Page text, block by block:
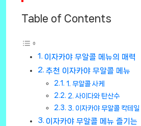
Table of Contents
이자카야 무알콜 메뉴의 매력
추천 이자카야 무알콜 메뉴
1. 무알콜 사케
2. 사이다와 탄산수
3. 이자카야 무알콜 칵테일
이자카야 무알콜 메뉴 즐기는